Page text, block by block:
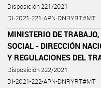
Disposición 221/2021
DI-2021-221-APN-DNRYRT#MT
MINISTERIO DE
SOCIAL - DIRECCIÓN
Y REGULACIONES DEL
Disposición 222/2021
DI-2021-222-APN-DNRYRT#MT